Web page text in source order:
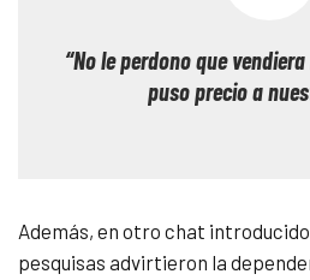
“No le perdono que
puso precio a
Además, en otro chat introducido
pesquisas advirtieron la